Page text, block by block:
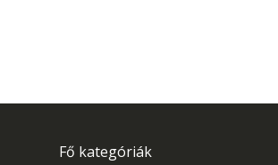
Fő kategóriák